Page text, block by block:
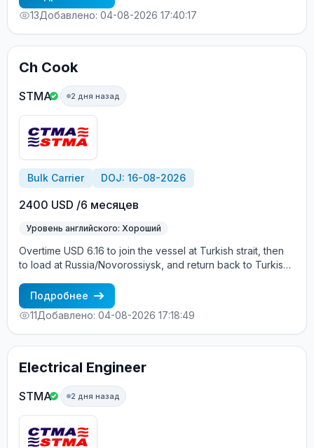
Owner, CBA covered vessels, P&I club.
13Добавлено: 04-08-2026 17:40:17
Ch Cook
STMA 2 дня назад
Bulk Carrier DOJ: 16-08-2026
2400 USD /6 месяцев
Уровень английского: Хороший
Overtime USD 6.16 to join the vessel at Turkish strait, then
to load at Russia/Novorossiysk, and return back to Turkish
are paid constantly during the contract + HRA bonus. Greek
Owner, CBA covered vessels, P&I club.
Подробнее
11Добавлено: 04-08-2026 17:18:49
Electrical Engineer
STMA 2 дня назад